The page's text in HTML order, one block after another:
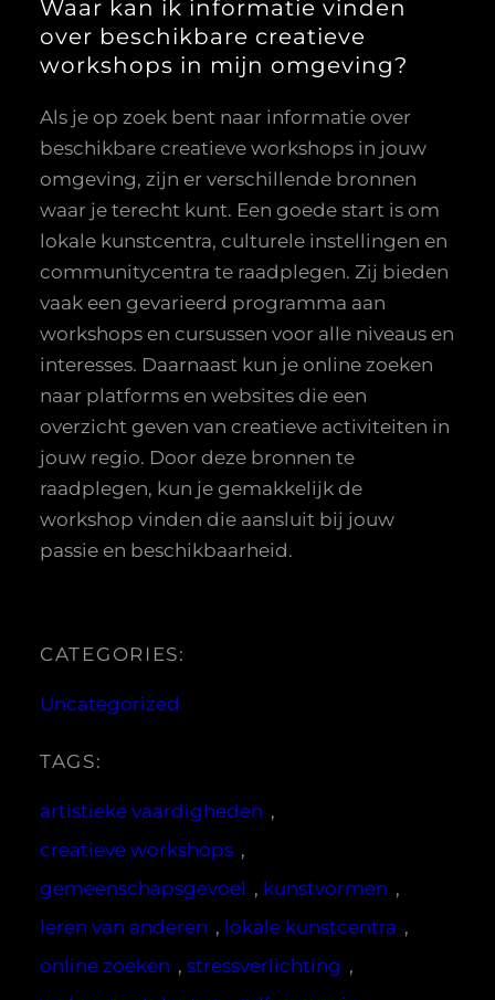
Waar kan ik informatie vinden
over beschikbare creatieve
workshops in mijn omgeving?
Als je op zoek bent naar informatie over
beschikbare creatieve workshops in jouw
omgeving, zijn er verschillende bronnen
waar je terecht kunt. Een goede start is om
lokale kunstcentra, culturele instellingen en
communitycentra te raadplegen. Zij bieden
vaak een gevarieerd programma aan
workshops en cursussen voor alle niveaus en
interesses. Daarnaast kun je online zoeken
naar platforms en websites die een
overzicht geven van creatieve activiteiten in
jouw regio. Door deze bronnen te
raadplegen, kun je gemakkelijk de
workshop vinden die aansluit bij jouw
passie en beschikbaarheid.
CATEGORIES:
Uncategorized
TAGS:
artistieke vaardigheden ,
creatieve workshops ,
gemeenschapsgevoel , kunstvormen ,
leren van anderen , lokale kunstcentra ,
online zoeken , stressverlichting ,